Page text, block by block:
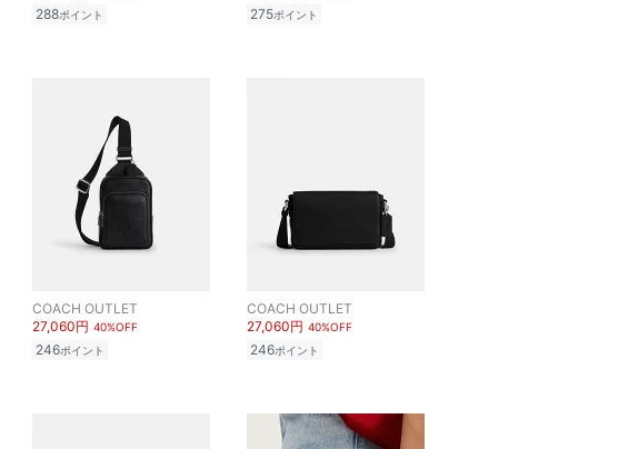
288ポイント 275ポイント
COACH OUTLET
27,060円 40%OFF
246ポイント
COACH OUTLET
27,060円 40%OFF
246ポイント